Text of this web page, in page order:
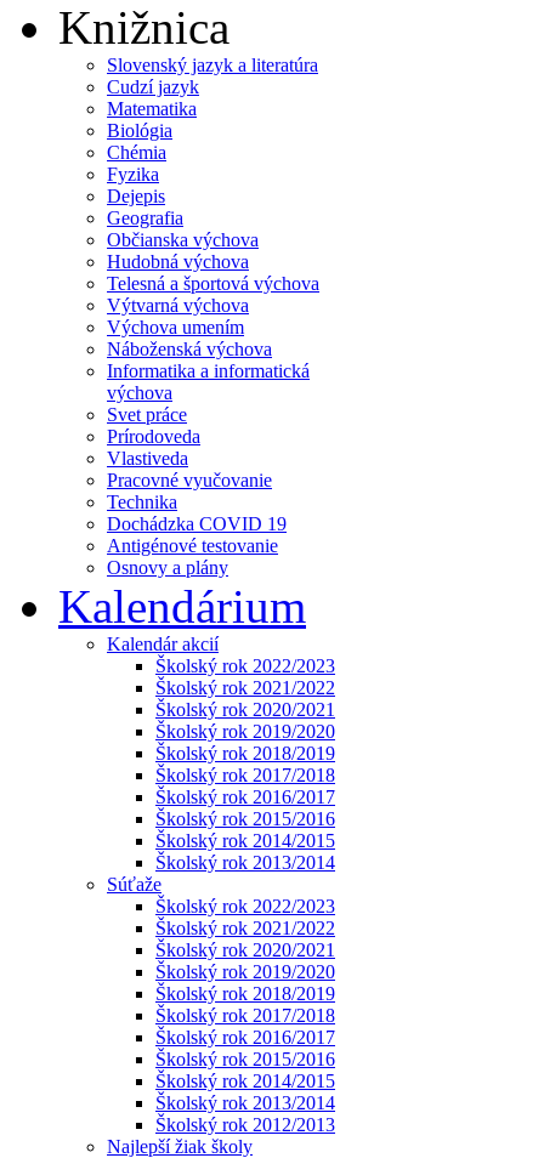
Knižnica
Slovenský jazyk a literatúra
Cudzí jazyk
Matematika
Biológia
Chémia
Fyzika
Dejepis
Geografia
Občianska výchova
Hudobná výchova
Telesná a športová výchova
Výtvarná výchova
Výchova umením
Náboženská výchova
Informatika a informatická
výchova
Svet práce
Prírodoveda
Vlastiveda
Pracovné vyučovanie
Technika
Dochádzka COVID 19
Antigénové testovanie
Osnovy a plány
Kalendárium
Kalendár akcií
Školský rok 2022/2023
Školský rok 2021/2022
Školský rok 2020/2021
Školský rok 2019/2020
Školský rok 2018/2019
Školský rok 2017/2018
Školský rok 2016/2017
Školský rok 2015/2016
Školský rok 2014/2015
Školský rok 2013/2014
Súťaže
Školský rok 2022/2023
Školský rok 2021/2022
Školský rok 2020/2021
Školský rok 2019/2020
Školský rok 2018/2019
Školský rok 2017/2018
Školský rok 2016/2017
Školský rok 2015/2016
Školský rok 2014/2015
Školský rok 2013/2014
Školský rok 2012/2013
Najlepší žiak školy